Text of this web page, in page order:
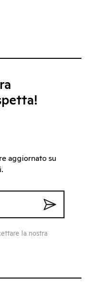
aggiornato su
la nostra